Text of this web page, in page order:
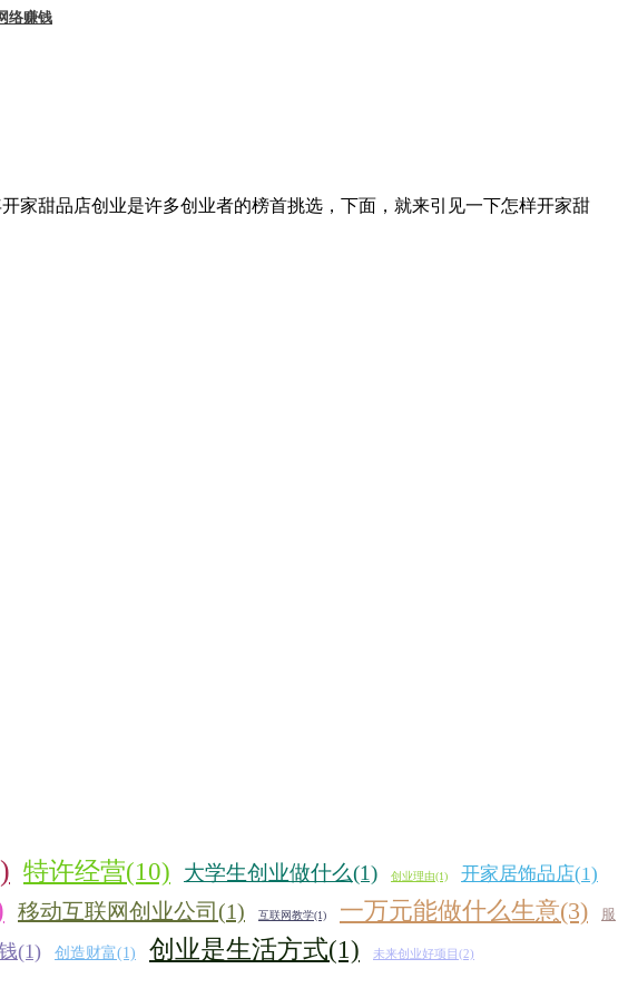
络赚钱
家甜品店创业是许多创业者的榜首挑选，下面，就来引见一下怎样开家甜
特许经营(10) 大学生创业做什么(1) 创业理由(1) 开家居饰品店(1)
移动互联网创业公司(1) 互联网教学(1) 一万元能做什么生意(3) 服
(1) 创造财富(1) 创业是生活方式(1) 未来创业好项目(2)